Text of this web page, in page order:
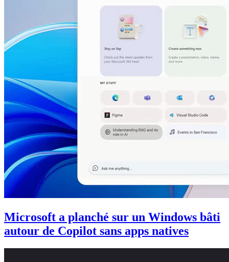
Microsoft a planché sur un Windows bâti
autour de Copilot sans apps natives